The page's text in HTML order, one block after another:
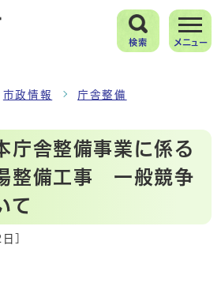
検索 メニュー
市政情報 庁舎整備
庁舎整備事業に係る
整備工事 一般競争
て